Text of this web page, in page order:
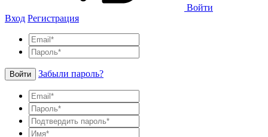
Войти
Вход Регистрация
Войти Забыли пароль?